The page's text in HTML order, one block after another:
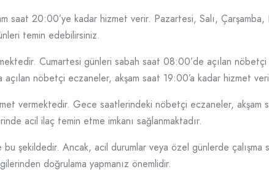
20:00’ye kadar hizmet verir. Pazartesi, Salı, Çarşamba,
temin edebilirsiniz.
Cumartesi günleri sabah saat 08:00’de açılan nöbetçi
nöbetçi eczaneler, akşam saat 19:00’a kadar hizmet
vermektedir. Gece saatlerindeki nöbetçi eczaneler, akşam
acil ilaç temin etme imkanı sağlanmaktadır.
şekildedir. Ancak, acil durumlar veya özel günlerde çalışma
doğrulama yapmanız önemlidir.